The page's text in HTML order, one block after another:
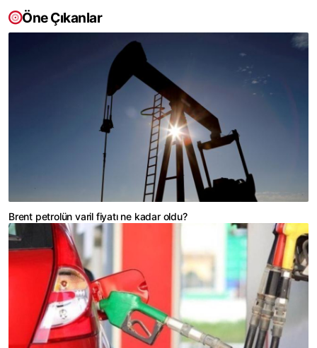
Öne Çıkanlar
Brent petrolün varil fiyatı ne kadar oldu?